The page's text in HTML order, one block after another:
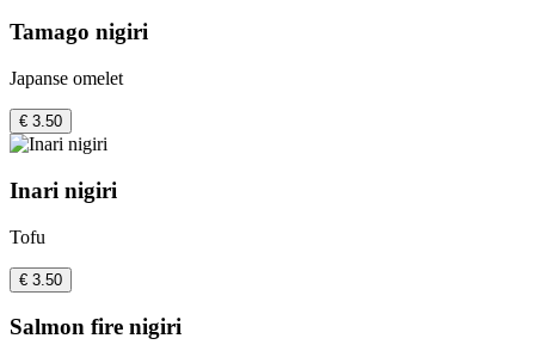
Tamago nigiri
Japanse omelet
€ 3.50
Inari nigiri
Tofu
€ 3.50
Salmon fire nigiri